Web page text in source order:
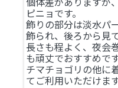
ピニョです。
飾りの部分は淡水パ
飾られ、後ろから見
長さも程よく、夜会
も頑丈でおすすめです
チマチョゴリの他に
てご利用いただけます